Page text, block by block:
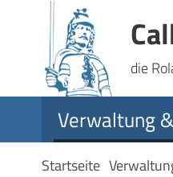
die
Verwaltung
Startseite